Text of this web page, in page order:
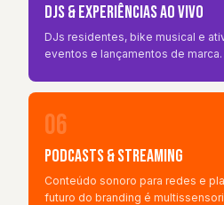
DJs & Experiências ao Vivo
DJs residentes, bike musical e
eventos e lançamentos de marca.
06
Podcasts & Streaming
Conteúdo sonoro para redes e
futuro do branding é